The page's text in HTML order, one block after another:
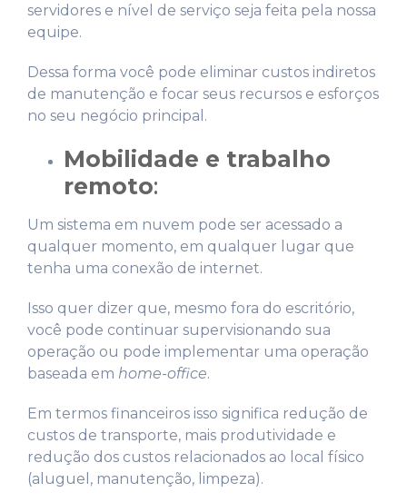
servidores e nível de serviço seja feita pela nossa
equipe.
Dessa forma você pode eliminar custos indiretos
de manutenção e focar seus recursos e esforços
no seu negócio principal.
Mobilidade e trabalho
remoto:
Um sistema em nuvem pode ser acessado a
qualquer momento, em qualquer lugar que
tenha uma conexão de internet.
Isso quer dizer que, mesmo fora do escritório,
você pode continuar supervisionando sua
operação ou pode implementar uma operação
baseada em home-office.
Em termos financeiros isso significa redução de
custos de transporte, mais produtividade e
redução dos custos relacionados ao local físico
(aluguel, manutenção, limpeza).